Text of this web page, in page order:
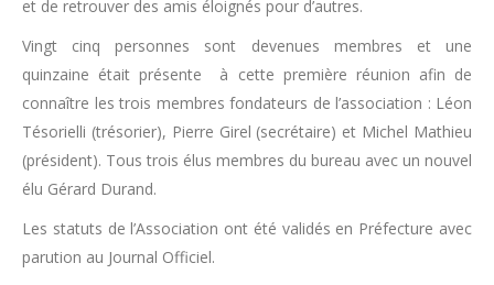
et de retrouver des amis éloignés pour d’autres.
Vingt cinq personnes sont devenues membres et une
quinzaine était présente à cette première réunion afin de
connaître les trois membres fondateurs de l’association : Léon
Tésorielli (trésorier), Pierre Girel (secrétaire) et Michel Mathieu
(président). Tous trois élus membres du bureau avec un nouvel
élu Gérard Durand.
Les statuts de l’Association ont été validés en Préfecture avec
parution au Journal Officiel.